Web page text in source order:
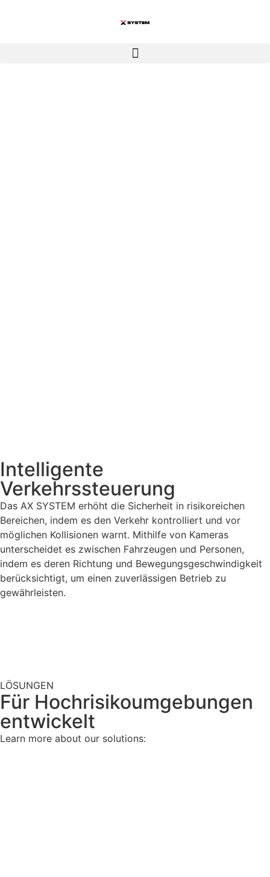
Intelligente
Verkehrssteuerung​
Das AX SYSTEM erhöht die Sicherheit in risikoreichen
Bereichen, indem es den Verkehr kontrolliert und vor
möglichen Kollisionen warnt. Mithilfe von Kameras
unterscheidet es zwischen Fahrzeugen und Personen,
indem es deren Richtung und Bewegungsgeschwindigkeit
berücksichtigt, um einen zuverlässigen Betrieb zu
gewährleisten.​
LÖSUNGEN
Für Hochrisikoumgebungen
entwickelt
Learn more about our solutions: